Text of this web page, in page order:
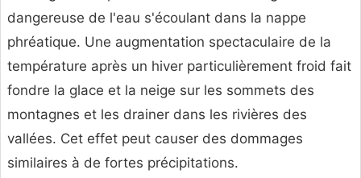
dangereuse de l'eau s'écoulant dans la nappe
phréatique. Une augmentation spectaculaire de la
température après un hiver particulièrement froid fait
fondre la glace et la neige sur les sommets des
montagnes et les drainer dans les rivières des
vallées. Cet effet peut causer des dommages
similaires à de fortes précipitations.